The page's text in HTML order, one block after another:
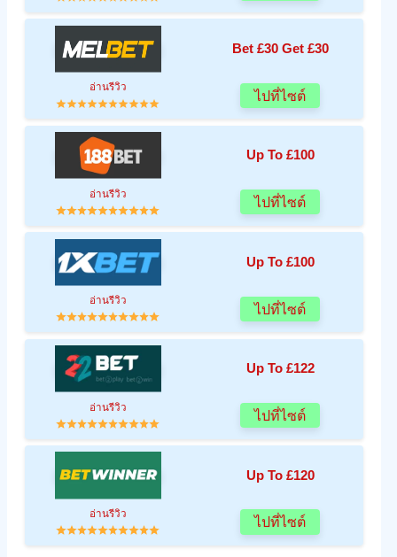
Bet £30 Get £30
อ่านรีวิว
ไปที่ไซต์
Up To £100
อ่านรีวิว
ไปที่ไซต์
Up To £100
อ่านรีวิว
ไปที่ไซต์
Up To £122
อ่านรีวิว
ไปที่ไซต์
Up To £120
อ่านรีวิว
ไปที่ไซต์